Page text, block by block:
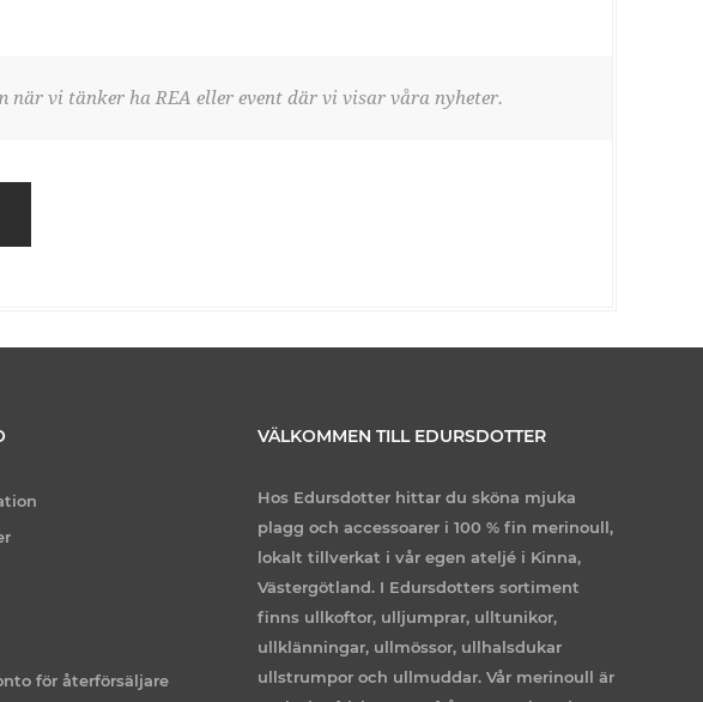
när vi tänker ha REA eller event där vi visar våra nyheter.
för återförsäljare
VÄLKOMMEN TILL EDURSDOTTER
Hos Edursdotter hittar du sköna mjuka
plagg och accessoarer i 100 % fin merinoull,
lokalt tillverkat i vår egen ateljé i Kinna,
Västergötland. I Edursdotters sortiment
finns ullkoftor, ulljumprar, ulltunikor,
ullklänningar, ullmössor, ullhalsdukar
ullstrumpor och ullmuddar. Vår merinoull är